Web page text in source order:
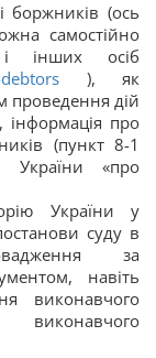
боржників (ось
самостійно
інших осіб
), як
проведення дій
про
(пункт 8-1
України «про
України у
суду в
за
навіть
виконавчого